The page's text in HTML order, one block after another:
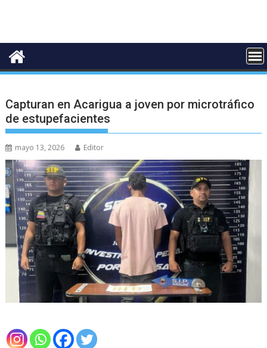
Capturan en Acarigua a joven por microtráfico
de estupefacientes
mayo 13, 2026 Editor